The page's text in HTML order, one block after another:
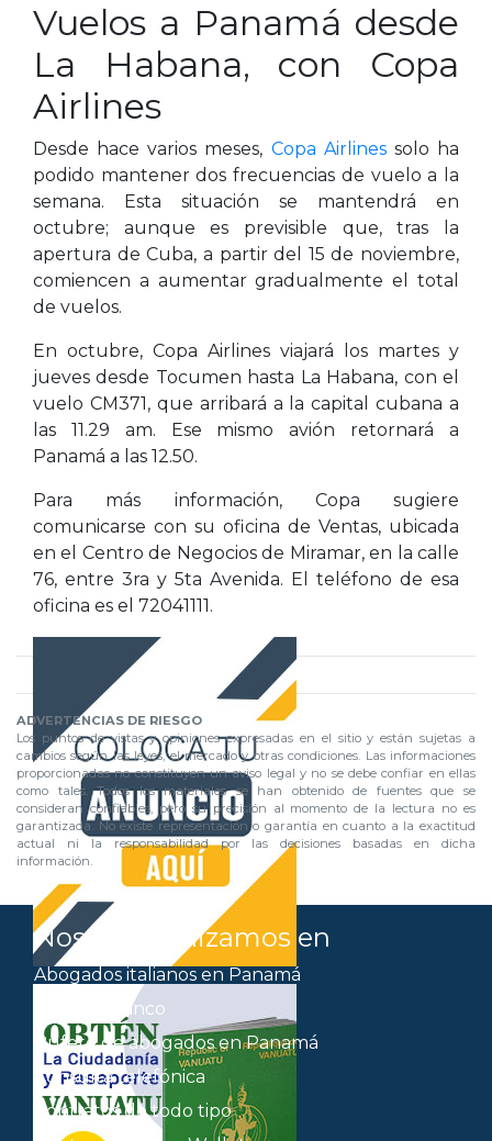
Vuelos a Panamá desde
La Habana, con Copa
Airlines
Desde hace varios meses, Copa Airlinessolo ha
podido mantener dos frecuencias de vuelo a la
semana. Esta situación se mantendrá en
octubre; aunque es previsible que, tras la
apertura de Cuba, a partir del 15 de noviembre,
comiencen a aumentar gradualmente el total
de vuelos.
En octubre, Copa Airlines viajará los martes y
jueves desde Tocumen hasta La Habana, con el
vuelo CM371, que arribará a la capital cubana a
las 11.29 am. Ese mismo avión retornará a
Panamá a las 12.50.
Para más información, Copa sugiere
comunicarse con su oficina de Ventas, ubicada
en el Centro de Negocios de Miramar, en la calle
76, entre 3ra y 5ta Avenida. El teléfono de esa
oficina es el 72041111.
ADVERTENCIAS DE RIESGO
Los puntos de vistas y opiniones expresadas en el sitio y están sujetas a
cambios según las leyes, el mercado y otras condiciones. Las informaciones
proporcionadas no constituyen un aviso legal y no se debe confiar en ellas
como tales. Todos los materiales se han obtenido de fuentes que se
consideran confiables, pero su precisión al momento de la lectura no es
garantizada. No existe representación o garantía en cuanto a la exactitud
actual ni la responsabilidad por las decisiones basadas en dicha
información.
Nos especializamos en
Abogados italianos en Panamá
Abrir un banco
Bufete de abogados en Panamá
Consulta telefónica
Contratos de todo tipo